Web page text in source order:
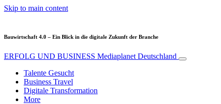
Skip to main content
Bauwirtschaft 4.0 – Ein Blick in die digitale Zukunft der Branche
ERFOLG UND BUSINESS Mediaplanet Deutschland
Talente Gesucht
Business Travel
Digitale Transformation
More